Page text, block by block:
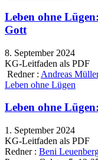
Leben ohne
Gott
8. September 2024
KG-Leitfaden als PDF
Redner : Andreas
Leben ohne Lügen
Leben ohne
1. September 2024
KG-Leitfaden als PDF
Redner : Beni